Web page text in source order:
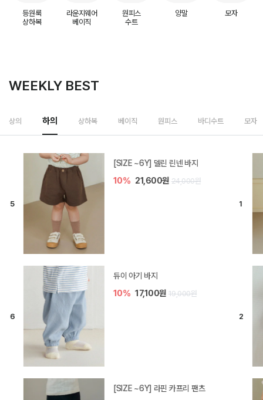
등원룩
상하복
라운지웨어
베이직
원피스
수트
양말 모자
WEEKLY BEST
상의 하의 상하복 베이직 원피스 바디수트 모자
[SIZE ~6Y] 델린 린넨 바지
10% 21,600원 24,000원
듀이 아기 바지
10% 17,100원 19,000원
[SIZE ~6Y] 라핀 카프리 팬츠